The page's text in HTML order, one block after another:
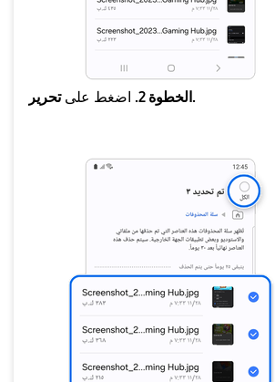
الخطوة 2. اضغط على تحرير.